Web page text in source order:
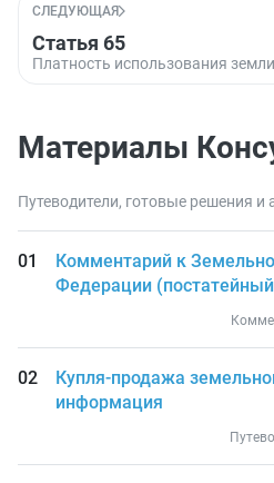
СЛЕДУЮЩАЯ
Статья 65
Платность использования земли
Материалы
Путеводители, готовые решения
Комментарий к
Федерации
Купля-продажа
информация